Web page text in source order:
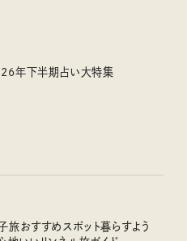
年下半期占い大特集
旅おすすめスポット暮らすよう